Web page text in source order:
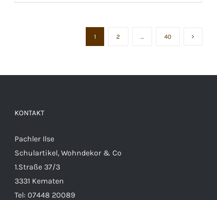
1 2 … 40
KONTAKT
Pachler Ilse
Schulartikel, Wohndekor & Co
1.Straße 37/3
3331 Kematen
Tel: 07448 20089